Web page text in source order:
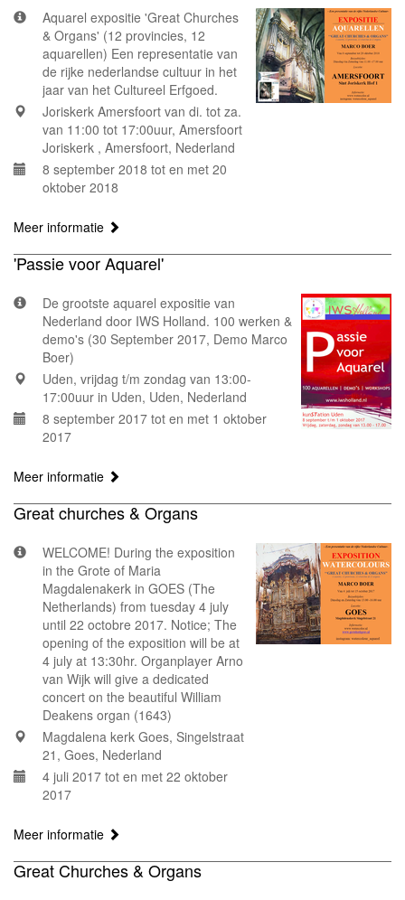
Aquarel expositie 'Great Churches
& Organs' (12 provincies, 12
aquarellen) Een representatie van
de rijke nederlandse cultuur in het
jaar van het Cultureel Erfgoed.
Joriskerk Amersfoort van di. tot za.
van 11:00 tot 17:00uur, Amersfoort
Joriskerk , Amersfoort, Nederland
8 september 2018 tot en met 20
oktober 2018
Meer informatie
'Passie voor Aquarel'
De grootste aquarel expositie van
Nederland door IWS Holland. 100 werken &
demo's (30 September 2017, Demo Marco
Boer)
Uden, vrijdag t/m zondag van 13:00-
17:00uur in Uden, Uden, Nederland
8 september 2017 tot en met 1 oktober
2017
Meer informatie
Great churches & Organs
WELCOME! During the exposition
in the Grote of Maria
Magdalenakerk in GOES (The
Netherlands) from tuesday 4 july
until 22 octobre 2017. Notice; The
opening of the exposition will be at
4 july at 13:30hr. Organplayer Arno
van Wijk will give a dedicated
concert on the beautiful William
Deakens organ (1643)
Magdalena kerk Goes, Singelstraat
21, Goes, Nederland
4 juli 2017 tot en met 22 oktober
2017
Meer informatie
Great Churches & Organs